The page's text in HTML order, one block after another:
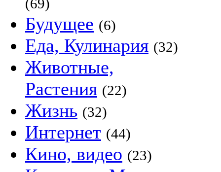
(69)
Будущее (6)
Еда, Кулинария (32)
Животные,
Растения (22)
Жизнь (32)
Интернет (44)
Кино, видео (23)